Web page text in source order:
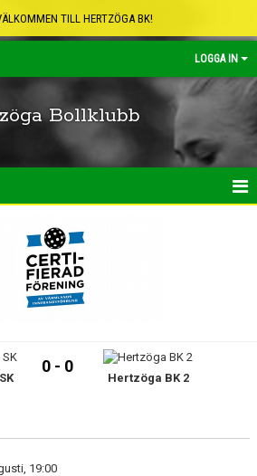
TILL HERTZÖGA BK!
LOGGA IN
Bollklubb
0 - 0
Hertzöga BK 2
19:00